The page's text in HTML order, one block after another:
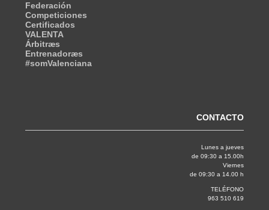
Federación
Competiciones
Certificados
VALENTA
Árbitræs
Entrenadoræs
#somValenciana
CONTACTO
Lunes a jueves
de 09:30 a 15.00h
Viernes
de 09:30 a 14.00 h
TELÉFONO
963 510 619